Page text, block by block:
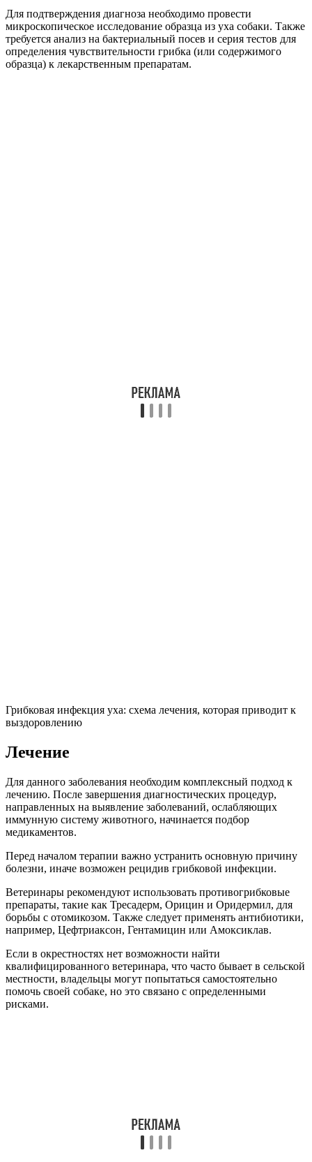
Для подтверждения диагноза необходимо провести
микроскопическое исследование образца из уха собаки. Также
требуется анализ на бактериальный посев и серия тестов для
определения чувствительности грибка (или содержимого
образца) к лекарственным препаратам.
Грибковая инфекция уха: схема лечения, которая приводит к
выздоровлению
Лечение
Для данного заболевания необходим комплексный подход к
лечению. После завершения диагностических процедур,
направленных на выявление заболеваний, ослабляющих
иммунную систему животного, начинается подбор
медикаментов.
Перед началом терапии важно устранить основную причину
болезни, иначе возможен рецидив грибковой инфекции.
Ветеринары рекомендуют использовать противогрибковые
препараты, такие как Тресадерм, Орицин и Оридермил, для
борьбы с отомикозом. Также следует применять антибиотики,
например, Цефтриаксон, Гентамицин или Амоксиклав.
Если в окрестностях нет возможности найти
квалифицированного ветеринара, что часто бывает в сельской
местности, владельцы могут попытаться самостоятельно
помочь своей собаке, но это связано с определенными
рисками.